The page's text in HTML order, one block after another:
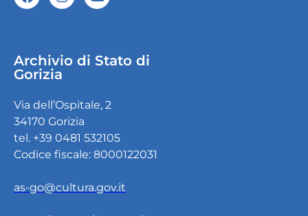
Archivio di Stato di
Gorizia
Via dell’Ospitale, 2
34170 Gorizia
tel. +39 0481 532105
Codice fiscale: 8000122031
as-go@cultura.gov.it